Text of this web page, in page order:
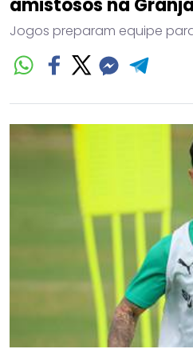
Jogos preparam equipe